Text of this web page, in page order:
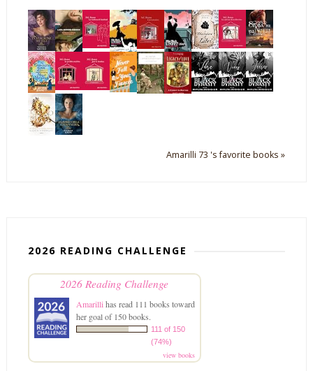
Amarilli 73 's favorite books »
2026 READING CHALLENGE
2026 Reading Challenge
Amarillihas read 111 books toward
her goal of 150 books.
111 of 150
(74%)
view books